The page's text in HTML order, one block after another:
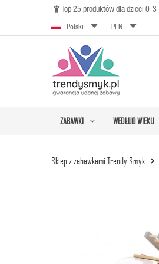
 Top 25 produktów dla dzieci 0-3
Polski
PLN
ZABAWKI WEDŁUG WIEKU
Sklep z zabawkami Trendy Smyk